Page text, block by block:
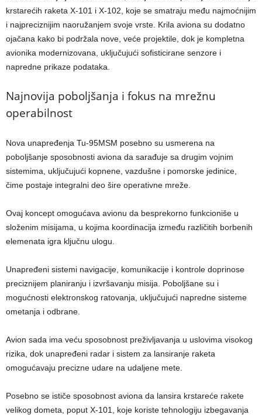
krstarećih raketa X-101 i X-102, koje se smatraju među najmoćnijim
i najpreciznijim naoružanjem svoje vrste. Krila aviona su dodatno
ojačana kako bi podržala nove, veće projektile, dok je kompletna
avionika modernizovana, uključujući sofisticirane senzore i
napredne prikaze podataka.
Najnovija poboljšanja i fokus na mrežnu
operabilnost
Nova unapređenja Tu-95MSM posebno su usmerena na
poboljšanje sposobnosti aviona da sarađuje sa drugim vojnim
sistemima, uključujući kopnene, vazdušne i pomorske jedinice,
čime postaje integralni deo šire operativne mreže.
Ovaj koncept omogućava avionu da besprekorno funkcioniše u
složenim misijama, u kojima koordinacija između različitih borbenih
elemenata igra ključnu ulogu.
Unapređeni sistemi navigacije, komunikacije i kontrole doprinose
preciznijem planiranju i izvršavanju misija. Poboljšane su i
mogućnosti elektronskog ratovanja, uključujući napredne sisteme
ometanja i odbrane.
Avion sada ima veću sposobnost preživljavanja u uslovima visokog
rizika, dok unapređeni radar i sistem za lansiranje raketa
omogućavaju precizne udare na udaljene mete.
Posebno se ističe sposobnost aviona da lansira krstareće rakete
velikog dometa, poput X-101, koje koriste tehnologiju izbegavanja